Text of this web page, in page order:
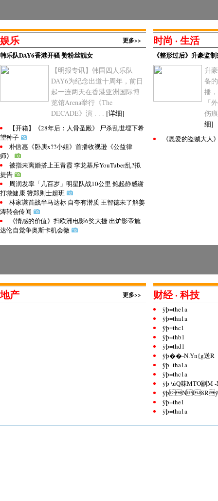
娱乐 更多>>
韩乐队DAY6香港开骚 赞粉丝靓女
【明报专讯】韩国四人乐队
DAY6为纪念出道十周年，前日
起一连两天在香港亚洲国际博
览馆Arena举行《The
DECADE》演 . . . [详细]
【开箱】《28年后：人骨圣殿》 尸杀乱世埋下希
望种子
朴信惠《卧庾x??小姐》首播收视逊《公益律
师》
被指未离婚搭上王青霞 李龙基斥YouTuber乱?拟
提告
周润发率「几百岁」明星队战10公里 鲍起静感谢
打救健康 赞郑则士超班
林家谦首战半马达标 自夸有潜质 王智德未了解姜
涛转会传闻
《情感的价值》扫欧洲电影6奖大捷 出炉影帝施
达伦自觉争奥斯卡机会微
时尚 · 生活
《整形过后》升豪监
升
备
播
「
伤
细]
《恩爱的盗贼大人
地产 更多>> 财经 · 科技
ÿþ=the1a
ÿþ=tha1a
ÿþ=thc1
ÿþ=thb1
ÿþ=thd1
ÿþ��-N.Yn{g送R
ÿþ=tha1a
ÿþ=thc1a
ÿþ \úQ箖MTO剬M
ÿþNI8Rÿ
ÿþ=the1
ÿþ=tha1a